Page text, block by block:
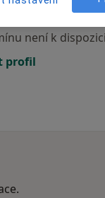
není k dispozici
profil